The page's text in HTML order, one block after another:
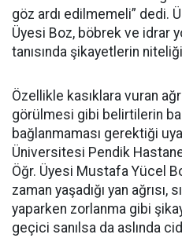
göz ardı edilmemeli” dedi.
Üyesi Boz, böbrek ve idrar
tanısında şikayetlerin
Özellikle kasıklara vuran
görülmesi gibi belirtilerin
bağlanmaması gerektiği
Üniversitesi Pendik
Öğr. Üyesi Mustafa Yücel
zaman yaşadığı yan ağrısı,
yaparken zorlanma gibi
geçici sanılsa da aslında